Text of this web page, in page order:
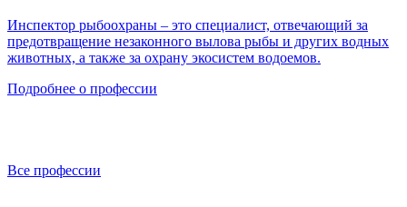
Инспектор рыбоохраны – это специалист, отвечающий за
предотвращение незаконного вылова рыбы и других водных
животных, а также за охрану экосистем водоемов.
Подробнее о профессии
Все профессии